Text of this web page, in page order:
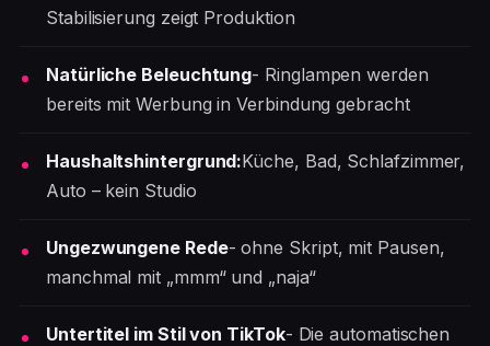
Stabilisierung zeigt Produktion
Natürliche Beleuchtung- Ringlampen werden
bereits mit Werbung in Verbindung gebracht
Haushaltshintergrund:Küche, Bad, Schlafzimmer,
Auto – kein Studio
Ungezwungene Rede- ohne Skript, mit Pausen,
manchmal mit „mmm“ und „naja“
Untertitel im Stil von TikTok- Die automatischen